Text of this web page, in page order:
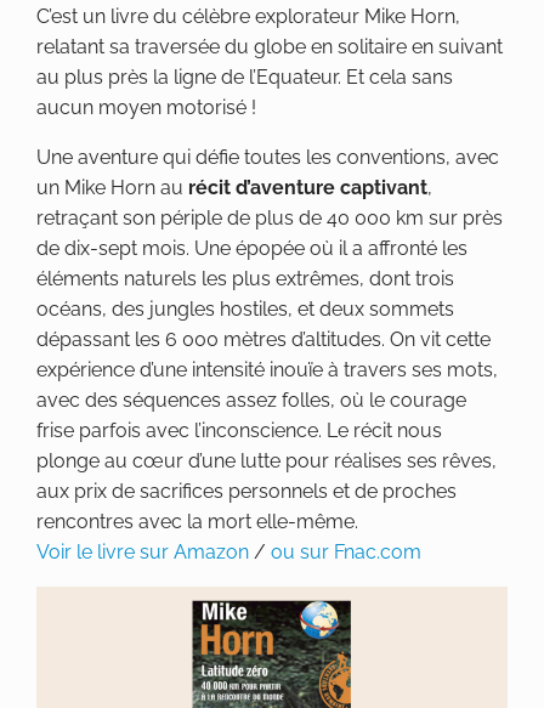
C’est un livre du célèbre explorateur Mike Horn,
relatant sa traversée du globe en solitaire en suivant
au plus près la ligne de l’Equateur. Et cela sans
aucun moyen motorisé !
Une aventure qui défie toutes les conventions, avec
un Mike Horn au récit d’aventure captivant,
retraçant son périple de plus de 40 000 km sur près
de dix-sept mois. Une épopée où il a affronté les
éléments naturels les plus extrêmes, dont trois
océans, des jungles hostiles, et deux sommets
dépassant les 6 000 mètres d’altitudes. On vit cette
expérience d’une intensité inouïe à travers ses mots,
avec des séquences assez folles, où le courage
frise parfois avec l’inconscience. Le récit nous
plonge au cœur d’une lutte pour réalises ses rêves,
aux prix de sacrifices personnels et de proches
rencontres avec la mort elle-même.
Voir le livre sur Amazon / ou sur Fnac.com